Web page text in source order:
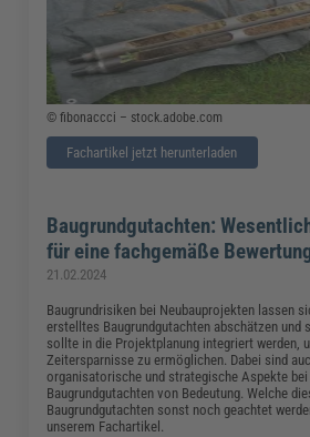
© fibonaccci – stock.adobe.com
Fachartikel jetzt herunterladen
Baugrundgutachten:
für eine fachgemäße
21.02.2024
Baugrundrisiken bei Neubauprojekten lassen
erstelltes Baugrundgutachten abschätzen und
sollte in die Projektplanung integriert werden,
Zeitersparnisse zu ermöglichen. Dabei sind
organisatorische und strategische Aspekte bei
Baugrundgutachten von Bedeutung. Welche
Baugrundgutachten sonst noch geachtet
unserem Fachartikel.